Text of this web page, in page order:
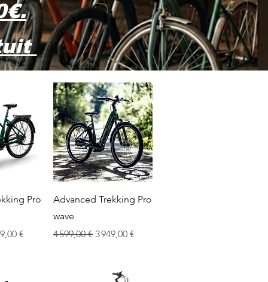
Pro
promotionnel
€
Aperçu rapide
Advanced Trekking Pro
wave
Prix original
4 599,00 € Prix promotionnel
3 949,00 €